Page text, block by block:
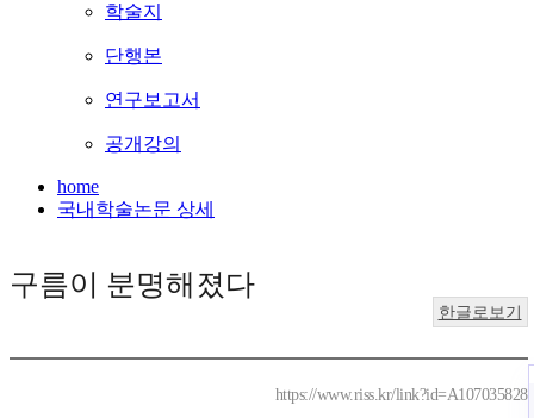
학술지
단행본
연구보고서
공개강의
home
국내학술논문 상세
구름이 분명해졌다
한글로보기
https://www.riss.kr/link?id=A107035828